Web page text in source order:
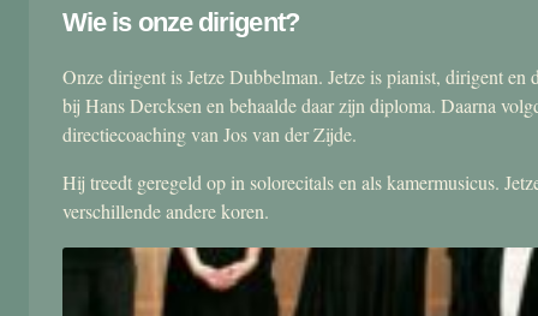
Wie is onze dirigent?
Onze dirigent is Jetze Dubbelman. Jetze is pianist, dirigent
bij Hans Dercksen en behaalde daar zijn diploma. Daarna
directiecoaching van Jos van der Zijde.
Hij treedt geregeld op in solorecitals en als kamermusicus.
verschillende andere koren.